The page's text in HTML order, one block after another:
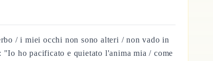
/ i miei occhi non sono alteri / non vado in
ho pacificato e quietato l'anima mia / come